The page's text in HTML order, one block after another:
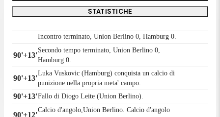
STATISTICHE
Incontro terminato, Union Berlino 0, Hamburg 0.
90'+13'
Secondo tempo terminato, Union Berlino 0,
Hamburg 0.
90'+13'
Luka Vuskovic (Hamburg) conquista un calcio di
punizione nella propria meta' campo.
90'+13'Fallo di Diogo Leite (Union Berlino).
90'+12'
Calcio d'angolo,Union Berlino. Calcio d'angolo